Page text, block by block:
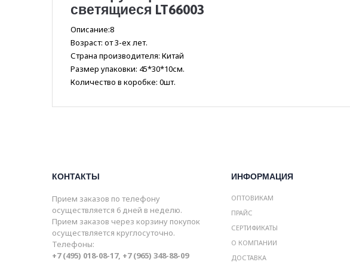
светящиеся LT66003
Описание:8
Возраст: от 3-ех лет.
Страна производителя: Китай
Размер упаковки: 45*30*10см.
Количество в коробке: 0шт.
КОНТАКТЫ
Прием заказов по телефону
осуществляется 6 дней в неделю.
Прием заказов через корзину покупок
осуществляется круглосуточно.
Телефоны:
+7 (495) 018-08-17, +7 (965) 348-88-09
ИНФОРМАЦИЯ
ОПТОВИКАМ
ПРАЙС
СЕРТИФИКАТЫ
О КОМПАНИИ
ДОСТАВКА